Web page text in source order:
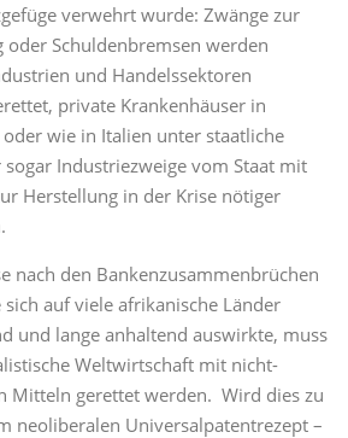
verwehrt wurde: Zwänge zur
oder Schuldenbremsen werden
und Handelssektoren
private Krankenhäuser in
wie in Italien unter staatliche
Industriezweige vom Staat mit
Herstellung in der Krise nötiger
nach den Bankenzusammenbrüchen
auf viele afrikanische Länder
und lange anhaltend auswirkte, muss
Weltwirtschaft mit nicht-
Mitteln gerettet werden. Wird dies zu
neoliberalen Universalpatentrezept –